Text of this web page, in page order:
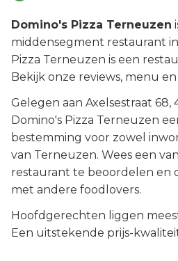
Domino's Pizza Terneuzen
middensegment restaurant in
Pizza Terneuzen is een
Bekijk onze reviews, menu
Gelegen aan Axelsestraat 68,
Domino's Pizza Terneuzen
bestemming voor zowel
van Terneuzen. Wees een
restaurant te beoordelen en
met andere foodlovers.
Hoofdgerechten liggen
Een uitstekende prijs-